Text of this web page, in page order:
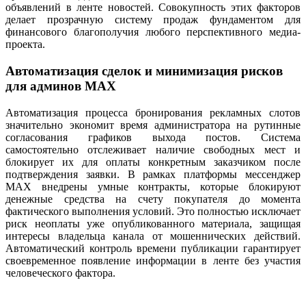
объявлений в ленте новостей. Совокупность этих факторов
делает прозрачную систему продаж фундаментом для
финансового благополучия любого перспективного медиа-
проекта.
Автоматизация сделок и минимизация рисков
для админов MAX
Автоматизация процесса бронирования рекламных слотов
значительно экономит время администратора на рутинные
согласования графиков выхода постов. Система
самостоятельно отслеживает наличие свободных мест и
блокирует их для оплаты конкретным заказчиком после
подтверждения заявки. В рамках платформы мессенджер
MAX внедрены умные контракты, которые блокируют
денежные средства на счету покупателя до момента
фактического выполнения условий. Это полностью исключает
риск неоплаты уже опубликованного материала, защищая
интересы владельца канала от мошеннических действий.
Автоматический контроль времени публикации гарантирует
своевременное появление информации в ленте без участия
человеческого фактора.